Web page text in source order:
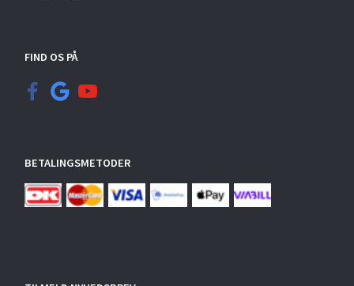
FIND OS PÅ
BETALINGSMETODER